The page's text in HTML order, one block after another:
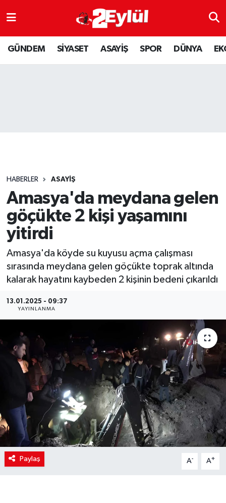
GÜNDEM SİYASET ASAYİŞ SPOR DÜNYA
HABERLER ASAYİŞ
Amasya'da meydana gelen
göçükte 2 kişi yaşamını
yitirdi
Amasya'da köyde su kuyusu açma çalışması
sırasında meydana gelen göçükte toprak altında
kalarak hayatını kaybeden 2 kişinin bedeni çıkarıldı
13.01.2025 - 09:37
YAYINLANMA
Paylaş A- A+
ASAYİŞ
DÜNYA
SPOR
YAŞAM
Nöbetçi Eczaneler
Hava Durumu
Son Dakika Haberleri
Haber Arşivi